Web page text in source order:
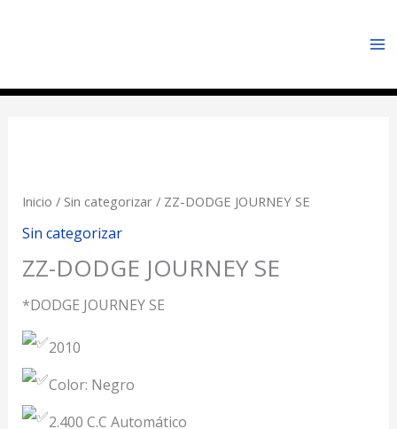
Inicio / Sin categorizar/ ZZ-DODGE JOURNEY SE
Sin categorizar
ZZ-DODGE JOURNEY SE
*DODGE JOURNEY SE
2010
Color: Negro
2.400 C.C Automático